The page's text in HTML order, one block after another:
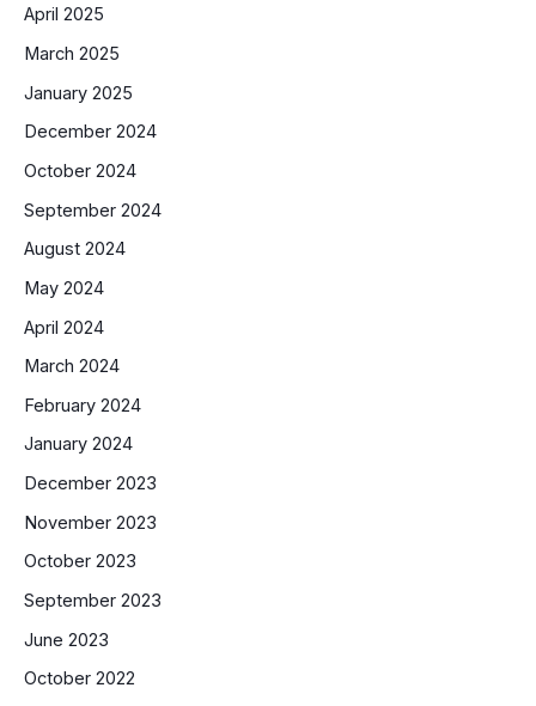
April 2025
March 2025
January 2025
December 2024
October 2024
September 2024
August 2024
May 2024
April 2024
March 2024
February 2024
January 2024
December 2023
November 2023
October 2023
September 2023
June 2023
October 2022